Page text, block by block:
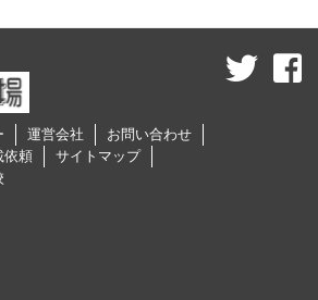
運営会社
お問い合わせ
依頼
サイトマップ